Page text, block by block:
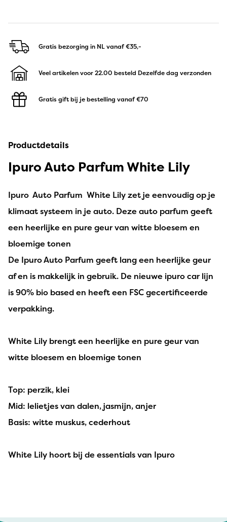
Gratis bezorging in NLvanaf €35,-
Veel artikelen voor 22.00 besteld Dezelfde dag verzonden
Gratis gift bij je bestelling vanaf €70
Productdetails
Ipuro Auto Parfum White Lily
Ipuro Auto Parfum White Lily zet je eenvoudig op je
klimaat systeem in je auto. Deze auto parfum geeft
een heerlijke en pure geur van witte bloesem en
bloemige tonen
De Ipuro Auto Parfum geeft lang een heerlijke geur
af en is makkelijk in gebruik. De nieuwe ipuro car lijn
is 90% bio based en heeft een FSC gecertificeerde
verpakking.
White Lily brengt een heerlijke en pure geur van
witte bloesem en bloemige tonen
Top: perzik, klei
Mid: lelietjes van dalen, jasmijn, anjer
Basis: witte muskus, cederhout
White Lily hoort bij de essentials van Ipuro